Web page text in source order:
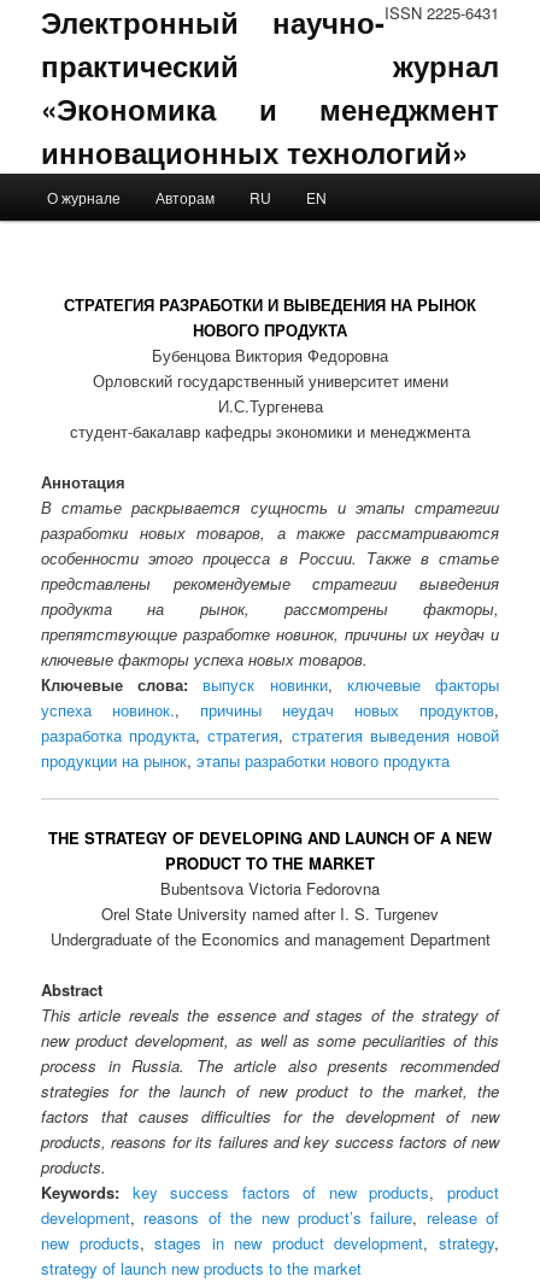
ISSN 2225-6431
Электронный научно-
практический журнал
«Экономика и менеджмент
инновационных технологий»
Skip to primary content
Skip to secondary content
О журнале Авторам RU EN
СТРАТЕГИЯ РАЗРАБОТКИ И ВЫВЕДЕНИЯ НА РЫНОК
НОВОГО ПРОДУКТА
Бубенцова Виктория Федоровна
Орловский государственный университет имени
И.С.Тургенева
студент-бакалавр кафедры экономики и менеджмента
Аннотация
В статье раскрывается сущность и этапы стратегии
разработки новых товаров, а также рассматриваются
особенности этого процесса в России. Также в статье
представлены рекомендуемые стратегии выведения
продукта на рынок, рассмотрены факторы,
препятствующие разработке новинок, причины их неудач и
ключевые факторы успеха новых товаров.
Ключевые слова:
выпуск новинки, ключевые факторы
успеха новинок., причины неудач новых продуктов,
разработка продукта,стратегия, стратегия выведения новой
продукции на рынок,этапы разработки нового продукта
THE STRATEGY OF DEVELOPING AND LAUNCH OF A NEW
PRODUCT TO THE MARKET
Bubentsova Victoria Fedorovna
Orel State University named after I. S. Turgenev
Undergraduate of the Economics and management Department
Abstract
This article reveals the essence and stages of the strategy of
new product development, as well as some peculiarities of this
process in Russia. The article also presents recommended
strategies for the launch of new product to the market, the
factors that causes difficulties for the development of new
products, reasons for its failures and key success factors of new
products.
Keywords: key success factors of new products, product
development, reasons of the new product’s failure, release of
new products,stages in new product development, strategy,
strategy of launch new products to the market